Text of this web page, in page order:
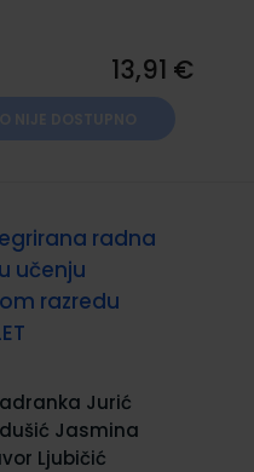
13,91 €
radna
učenju
razredu
Jurić
Jasmina
Ljubičić